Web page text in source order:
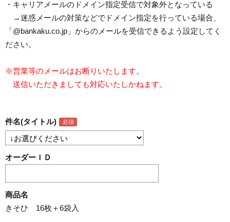
・キャリアメールのドメイン指定受信で対象外となっている
→迷惑メールの対策などでドメイン指定を行っている場合、
「@bankaku.co.jp」からのメールを受信できるよう設定してく
ださい。
※営業等のメールはお断りいたします。
送信いただきましても対応いたしかねます。
件名(タイトル)
オーダーＩＤ
商品名
きそひ 16枚＋6袋入